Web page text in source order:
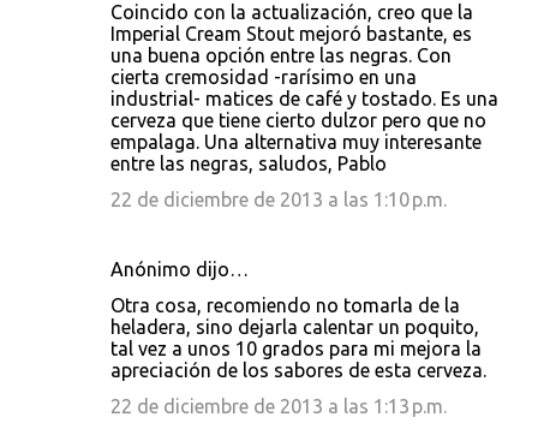
Coincido con la actualización, creo que la
Imperial Cream Stout mejoró bastante, es
una buena opción entre las negras. Con
cierta cremosidad -rarísimo en una
industrial- matices de café y tostado. Es una
cerveza que tiene cierto dulzor pero que no
empalaga. Una alternativa muy interesante
entre las negras, saludos, Pablo
22 de diciembre de 2013 a las 1:10 p.m.
Anónimo dijo…
Otra cosa, recomiendo no tomarla de la
heladera, sino dejarla calentar un poquito,
tal vez a unos 10 grados para mi mejora la
apreciación de los sabores de esta cerveza.
22 de diciembre de 2013 a las 1:13 p.m.